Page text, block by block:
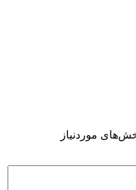
موردنیاز